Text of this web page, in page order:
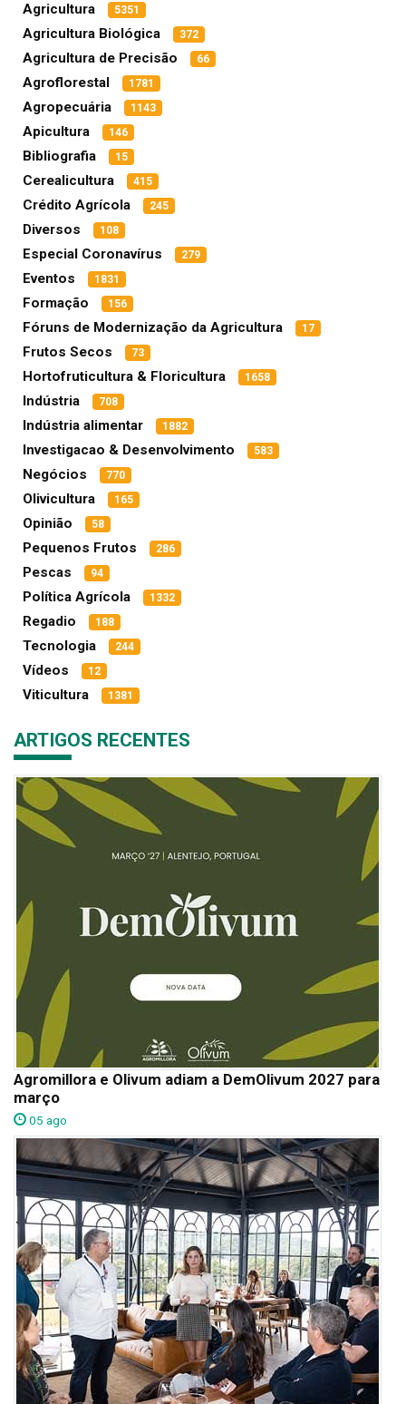
Agricultura 5351
Agricultura Biológica 372
Agricultura de Precisão 66
Agroflorestal 1781
Agropecuária 1143
Apicultura 146
Bibliografia 15
Cerealicultura 415
Crédito Agrícola 245
Diversos 108
Especial Coronavírus 279
Eventos 1831
Formação 156
Fóruns de Modernização da Agricultura 17
Frutos Secos 73
Hortofruticultura & Floricultura 1658
Indústria 708
Indústria alimentar 1882
Investigacao & Desenvolvimento 583
Negócios 770
Olivicultura 165
Opinião 58
Pequenos Frutos 286
Pescas 94
Política Agrícola 1332
Regadio 188
Tecnologia 244
Vídeos 12
Viticultura 1381
ARTIGOS RECENTES
Agromillora e Olivum adiam a DemOlivum 2027 para
março
05 ago